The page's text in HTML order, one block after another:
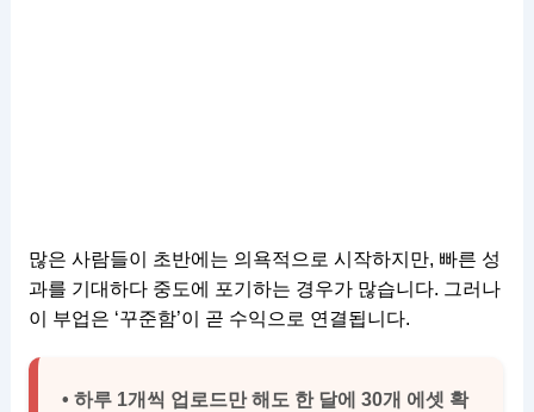
많은 사람들이 초반에는 의욕적으로 시작하지만, 빠른 성
과를 기대하다 중도에 포기하는 경우가 많습니다. 그러나
이 부업은 ‘꾸준함’이 곧 수익으로 연결됩니다.
• 하루 1개씩 업로드만 해도 한 달에 30개 에셋 확